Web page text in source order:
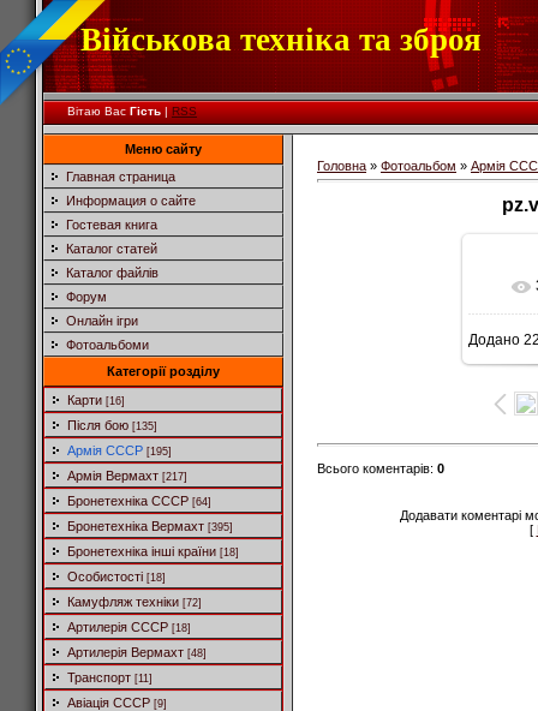
Військова техніка та зброя
Вітаю Вас Гість|RSS
Меню сайту
Главная страница
Информация о сайте
Гостевая книга
Каталог статей
Каталог файлів
Форум
Онлайн ігри
Фотоальбоми
Категорії розділу
Карти [16]
Після бою [135]
Армія СССР [195]
Армія Вермахт [217]
Бронетехніка СССР [64]
Бронетехніка Вермахт [395]
Бронетехніка інші країни [18]
Особистості [18]
Камуфляж техніки [72]
Артилерія СССР [18]
Артилерія Вермахт [48]
Транспорт [11]
Авіація СССР [9]
Головна » Фотоальбом » Армія
Додано
Всього коментарів: 0
Додавати коментарі
[